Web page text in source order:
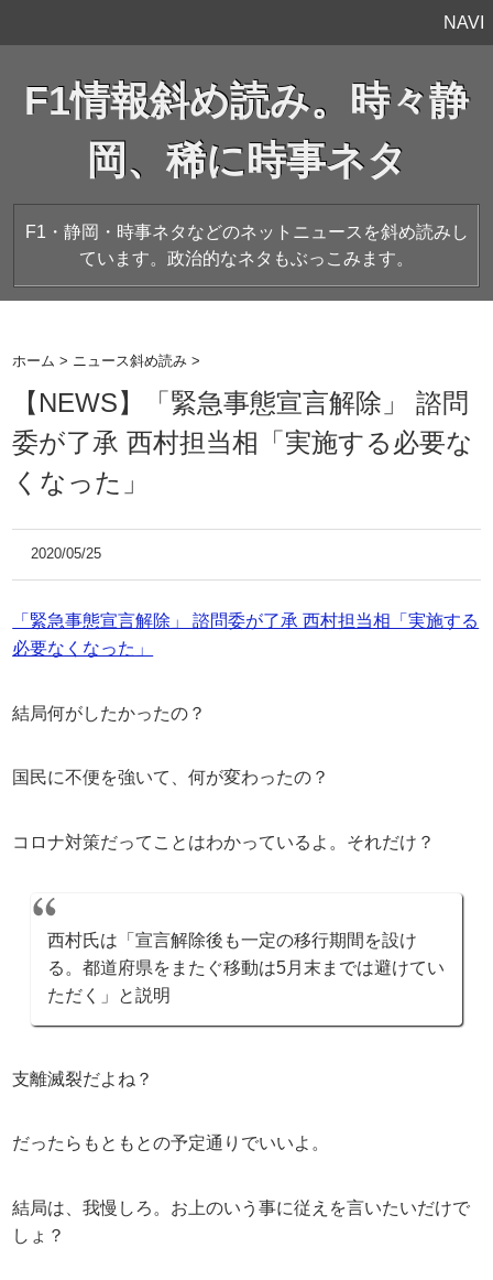
NAVI
F1情報斜め読み。時々静
岡、稀に時事ネタ
F1・静岡・時事ネタなどのネットニュースを斜め読みし
ています。政治的なネタもぶっこみます。
ホーム > ニュース斜め読み >
【NEWS】「緊急事態宣言解除」 諮問
委が了承 西村担当相「実施する必要な
くなった」
2020/05/25
「緊急事態宣言解除」 諮問委が了承 西村担当相「実施する
必要なくなった」
結局何がしたかったの？
国民に不便を強いて、何が変わったの？
コロナ対策だってことはわかっているよ。それだけ？
西村氏は「宣言解除後も一定の移行期間を設け
る。都道府県をまたぐ移動は5月末までは避けてい
ただく」と説明
支離滅裂だよね？
だったらもともとの予定通りでいいよ。
結局は、我慢しろ。お上のいう事に従えを言いたいだけで
しょ？